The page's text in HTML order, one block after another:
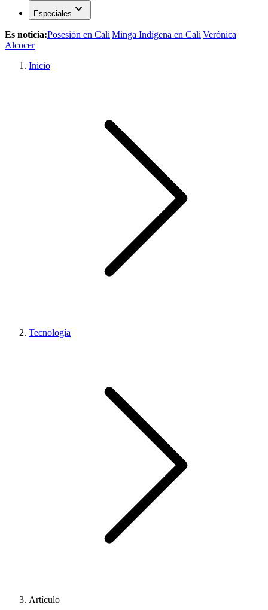
Especiales expand_more
Es noticia:Posesión en Cali|Minga Indígena en Cali|Verónica
Alcocer
Inicio
Tecnología
Artículo